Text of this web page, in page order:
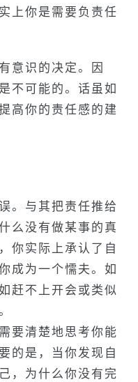
上你是需要负责任
意识的决定。因
不可能的。话虽如
高你的责任感的建
。与其把责任推给
么没有做某事的真
你实际上承认了自
成为一个懦夫。如
赶不上开会或类似
要清楚地思考你能
的是，当你发现自
，为什么你没有完